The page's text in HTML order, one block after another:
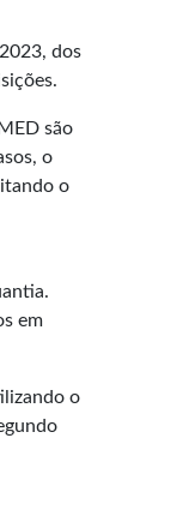
dos
são
o
o
em
o